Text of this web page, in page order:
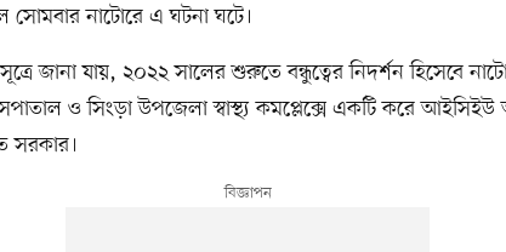
নাটোরে এ ঘটনা ঘটে।
জানা যায়, ২০২২ সালের শুরুতে বন্ধুত্বের নিদর্শন হিসেবে
ও সিংড়া উপজেলা স্বাস্থ্য কমপ্লেক্সে একটি করে আইসিইউ
সরকার।